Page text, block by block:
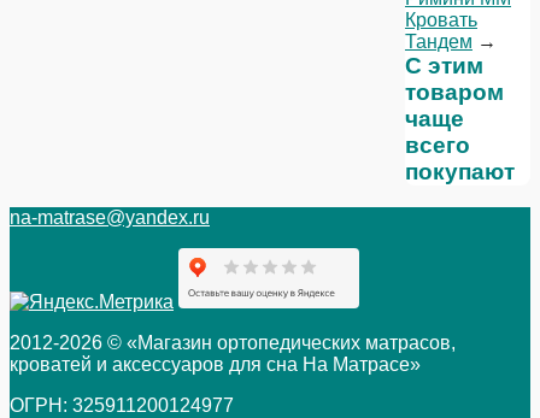
Кровать
Тандем →
С этим
товаром
чаще
всего
покупают
na-matrase@yandex.ru
2012-2026 © «Магазин ортопедических матрасов,
кроватей и аксессуаров для сна На Матрасе»
ОГРН: 325911200124977